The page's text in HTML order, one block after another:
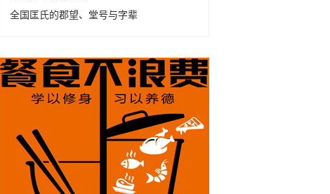
全国匡氏的郡望、堂号与字辈